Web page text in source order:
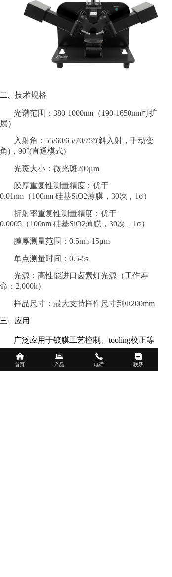
二、 技术规格
光谱范围：380-1000nm（190-1650nm可扩
展）
入射角：55/60/65/70/75°(斜入射，手动变
角)，90°(直通模式)
光斑大小：微光斑200μm
膜厚重复性测量精度：优于
0.01nm（100nm 硅基SiO2薄膜，30次，1σ）
折射率重复性测量精度：优于
0.0005（100nm 硅基SiO2薄膜，30次，1σ）
膜厚测量范围：0.5nm-15μm
单点测量时间：0.5-5s
光源：高性能进口卤素灯光源（工作寿
命：2,000h）
样品尺寸：最大支持样件尺寸到Ф200mm
三、应用
广泛应用于镀膜工艺控制、 tooling校正等
测量应用
实现光学薄膜、纳米结构的光学常
数和几何特征尺寸快速的表征分析。
낀
首页
뀵
产品
끅
电话
뀴
联系